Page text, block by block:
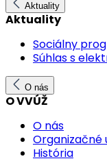
Aktuality
Aktuality
Sociálny
Súhlas s
O nás
O VVÚŽ
O nás
Organizačné
História